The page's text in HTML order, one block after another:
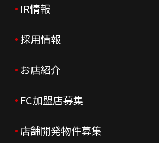
会社案内TOP
ご挨拶
会社概要
会社沿革
企業理念
IR情報
IR情報TOP
ニュースリリース
月次売上
決算資料
採用情報
採用情報TOP
新卒採用
中途採用
お店紹介
店舗を探す・予約する
よくあるご質問
FC加盟店募集
FC加盟店募集TOP
店舗開発物件募集